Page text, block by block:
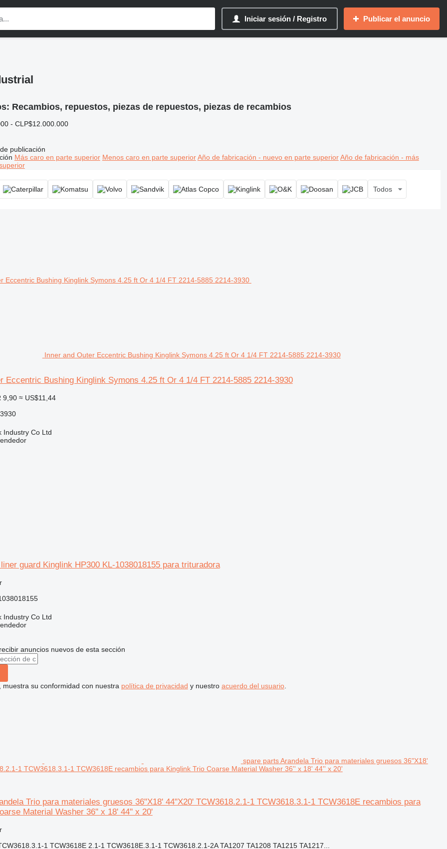
Iniciar sesión / Registro Publicar el anuncio
Recambios, repuestos, piezas de repuestos, piezas de recambios
- CLP$12.000.000
publicación
Más caro en parte superior Menos caro en parte superior Año de fabricación - nuevo en parte superior Año de fabricación - más
Todos
Inner and Outer Eccentric Bushing Kinglink Symons 4.25 ft Or 4 1/4 FT 2214-5885 2214-3930
Eccentric Bushing Kinglink Symons 4.25 ft Or 4 1/4 FT 2214-5885 2214-3930
9,90 ≈ US$11,44
Industry Co Ltd
guard Kinglink HP300 KL-1038018155 para trituradora
Industry Co Ltd
anuncios nuevos de esta sección
muestra su conformidad con nuestra política de privacidad y nuestro acuerdo del usuario.
spare parts Arandela Trio para materiales gruesos 36"X18'
1 TCW3618.3.1-1 TCW3618E recambios para Kinglink Trio Coarse Material Washer 36'' x 18' 44'' x 20'
Trio para materiales gruesos 36"X18' 44"X20' TCW3618.2.1-1 TCW3618.3.1-1 TCW3618E recambios para
Material Washer 36'' x 18' 44'' x 20'
1 TCW3618E 2.1-1 TCW3618E.3.1-1 TCW3618.2.1-2A TA1207 TA1208 TA1215 TA1217...